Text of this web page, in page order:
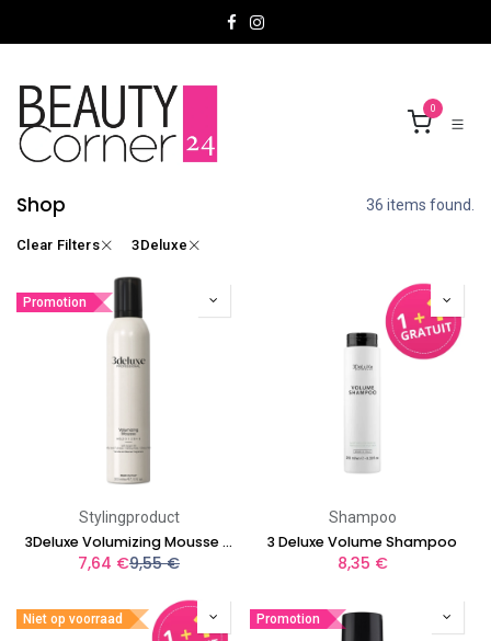
0
Shop 36 items found.
Clear Filters 3Deluxe
Promotion
Stylingproduct
3Deluxe Volumizing Mousse 300ml
7,64 €9,55€
Shampoo
3 Deluxe Volume Shampoo
8,35 €
Niet op voorraad Promotion